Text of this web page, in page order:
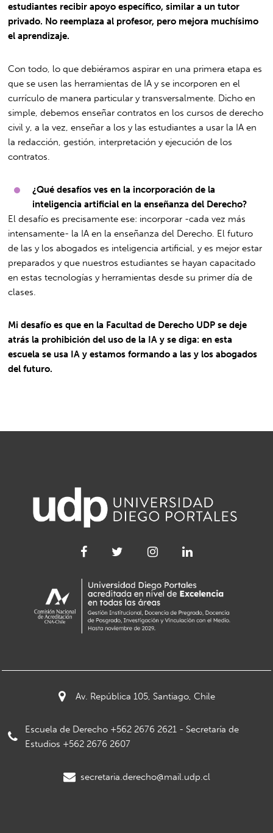
estudiantes recibir apoyo específico, similar a un tutor
privado. No reemplaza al profesor, pero mejora muchísimo
el aprendizaje.
Con todo, lo que debiéramos aspirar en una primera etapa es
que se usen las herramientas de IA y se incorporen en el
currículo de manera particular y transversalmente. Dicho en
simple, debemos enseñar contratos en los cursos de derecho
civil y, a la vez, enseñar a los y las estudiantes a usar la IA en
la redacción, gestión, interpretación y ejecución de los
contratos.
¿Qué desafíos ves en la incorporación de la
inteligencia artificial en la enseñanza del Derecho?
El desafío es precisamente ese: incorporar -cada vez más
intensamente- la IA en la enseñanza del Derecho. El futuro
de las y los abogados es inteligencia artificial, y es mejor estar
preparados y que nuestros estudiantes se hayan capacitado
en estas tecnologías y herramientas desde su primer día de
clases.
Mi desafío es que en la Facultad de Derecho UDP se deje
atrás la prohibición del uso de la IA y se diga: en esta
escuela se usa IA y estamos formando a las y los abogados
del futuro.
Av. República 105, Santiago, Chile
Escuela de Derecho +562 2676 2621 - Secretaría de
Estudios +562 2676 2607
secretaria.derecho@mail.udp.cl